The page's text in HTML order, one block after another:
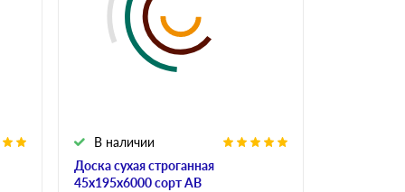
Доска сухая строганная
45х195х6000 сорт АВ
В наличии